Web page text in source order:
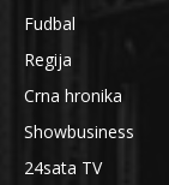
Fudbal
Regija
Crna hronika
Showbusiness
24sata TV